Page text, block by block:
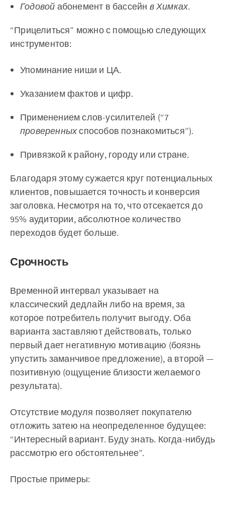
Годовой абонемент в бассейн в Химках.
“Прицелиться” можно с помощью следующих
инструментов:
Упоминание ниши и ЦА.
Указанием фактов и цифр.
Применением слов-усилителей (“7
проверенныхспособов познакомиться”).
Привязкой к району, городу или стране.
Благодаря этому сужается круг потенциальных
клиентов, повышается точность и конверсия
заголовка. Несмотря на то, что отсекается до
95% аудитории, абсолютное количество
переходов будет больше.
Срочность
Временной интервал указывает на
классический дедлайн либо на время, за
которое потребитель получит выгоду. Оба
варианта заставляют действовать, только
первый дает негативную мотивацию (боязнь
упустить заманчивое предложение), а второй —
позитивную (ощущение близости желаемого
результата).
Отсутствие модуля позволяет покупателю
отложить затею на неопределенное будущее:
“Интересный вариант. Буду знать. Когда-нибудь
рассмотрю его обстоятельнее”.
Простые примеры: